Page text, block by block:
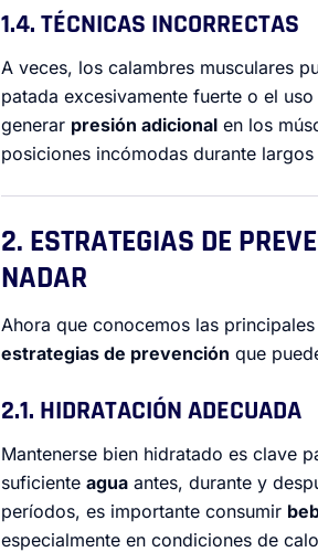
1.4. TÉCNICAS INCORRECTAS
A veces, los calambres musculares
patada excesivamente fuerte o el uso
generar presión adicional en los
posiciones incómodas durante
2. ESTRATEGIAS DE
NADAR
Ahora que conocemos las
estrategias de prevención que
2.1. HIDRATACIÓN ADECUADA
Mantenerse bien hidratado es clave
suficiente agua antes, durante y
períodos, es importante consumir
especialmente en condiciones de